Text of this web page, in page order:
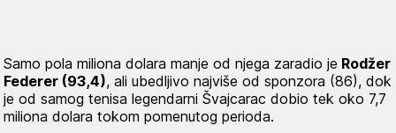
Samo pola miliona dolara manje od njega zaradio je Rodžer
Federer (93,4), ali ubedljivo najviše od sponzora (86), dok
je od samog tenisa legendarni Švajcarac dobio tek oko 7,7
miliona dolara tokom pomenutog perioda.